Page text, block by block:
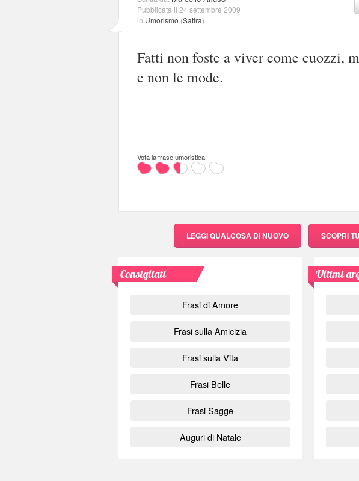
Pubblicata il 24 settembre 2009
in Umorismo (Satira)
Fatti non foste a viver come cuozzi,
e non le mode.
Vota la frase umoristica:
LEGGI QUALCOSA DI NUOVO SCOPRI
Consigliati
Frasi di Amore
Frasi sulla Amicizia
Frasi sulla Vita
Frasi Belle
Frasi Sagge
Auguri di Natale
Ultimi